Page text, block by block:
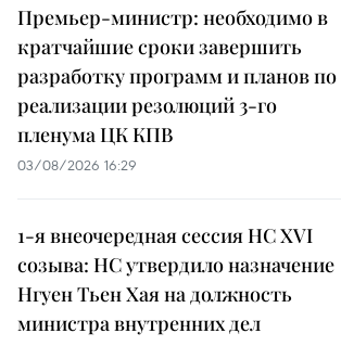
Премьер-министр: необходимо в
кратчайшие сроки завершить
разработку программ и планов по
реализации резолюций 3-го
пленума ЦК КПВ
03/08/2026 16:29
1-я внеочередная сессия НС XVI
созыва: НС утвердило назначение
Нгуен Тьен Хая на должность
министра внутренних дел